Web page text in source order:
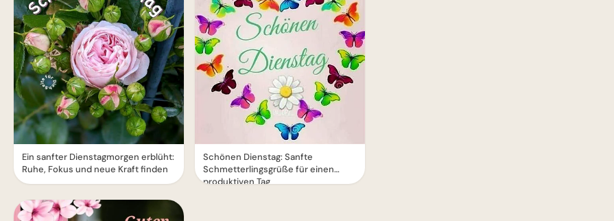
Ein sanfter Dienstagmorgen erblüht:
Ruhe, Fokus und neue Kraft finden
Schönen Dienstag: Sanfte
Schmetterlingsgrüße für einen
produktiven Tag